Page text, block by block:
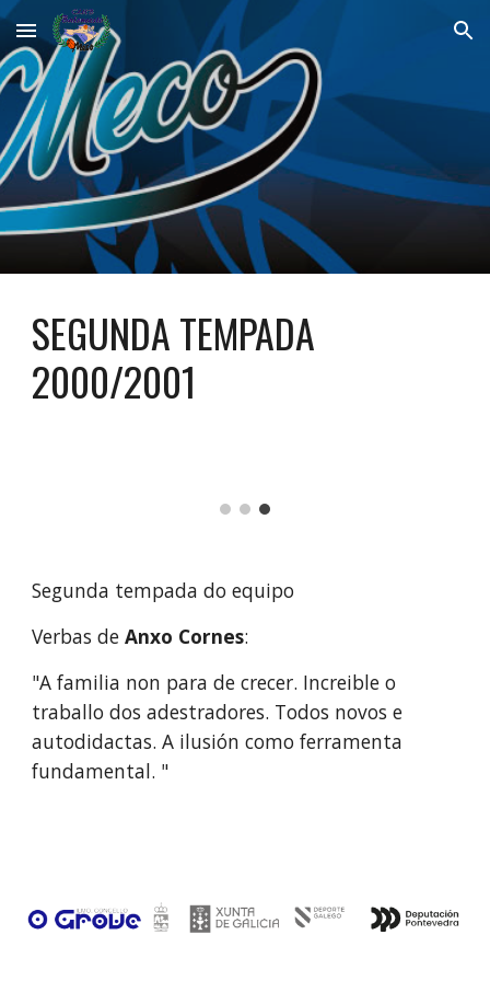
Skip to main content Skip to navigation
SEGUNDA TEMPADA
2000/2001
Segunda tempada do equipo
Verbas de Anxo Cornes:
"A familia non para de crecer. Increible o
traballo dos adestradores. Todos novos e
autodidactas. A ilusión como ferramenta
fundamental. "